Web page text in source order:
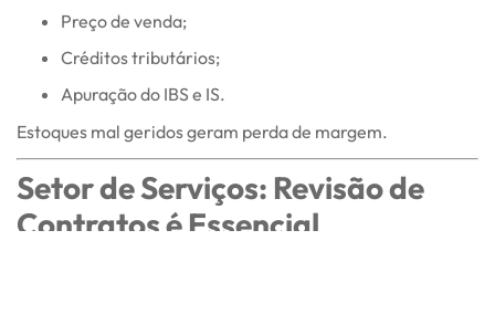
Preço de venda;
Créditos tributários;
Apuração do IBS e IS.
Estoques mal geridos geram perda de margem.
Setor de Serviços: Revisão de
Contratos é Essencial